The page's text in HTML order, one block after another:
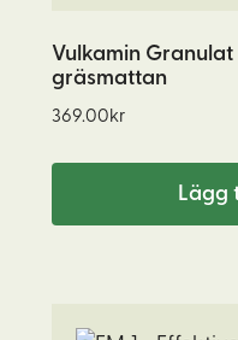
Vulkamin
gräsmattan
369.00kr
Lägg